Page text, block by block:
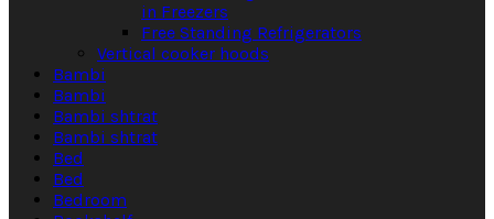
in Freezers
Free Standing Refrigerators
Vertical cooker hoods
Bambi
Bambi
Bambi shtrat
Bambi shtrat
Bed
Bed
Bedroom